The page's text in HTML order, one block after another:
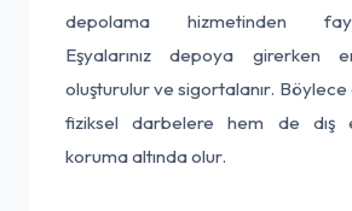
depolama hizmetinden
Eşyalarınız depoya girerken
oluşturulur ve sigortalanır. Böylece
fiziksel darbelere hem de dış
koruma altında olur.